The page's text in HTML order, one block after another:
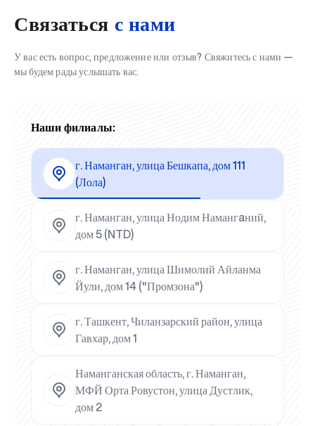
Связаться с нами
У вас есть вопрос, предложение или отзыв? Свяжитесь с нами —
мы будем рады услышать вас.
Наши филиалы:
г. Наманган, улица Бешкапа, дом 111
(Лола)
г. Наманган, улица Нодим Намангaний,
дом 5 (NTD)
г. Наманган, улица Шимолий Айланма
Йули, дом 14 ("Промзона")
г. Ташкент, Чиланзарский район, улица
Гавхар, дом 1
Наманганская область, г. Наманган,
МФЙ Орта Ровустон, улица Дустлик,
дом 2